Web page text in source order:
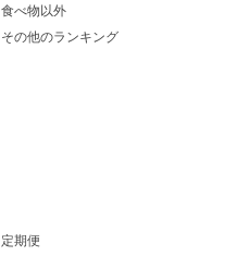
食べ物以外
その他のランキング
定期便